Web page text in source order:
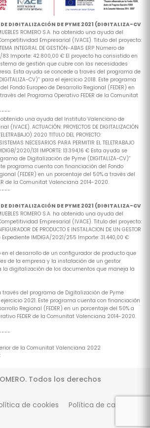
DE DIGITALIZACIÓN DE PYME 2021 (DIGITALIZA-CV
ROMERO S.A. ha obtenido una ayuda del
Empresarial (IVACE). Titulo del proyecto:
INTEGRAL DE GESTIÓN-ABAS ERP Número de
83 Importe: 42.800,00 € El proyecto ha consistido en
de gestión que cubre con las necesidades
Esta ayuda se concede a través del programa de
CV)” para el ejercicio 2018. Este programa
Fondo Europeo de Desarrollo Regional (FEDER) en
del Programa Operativo FEDER de la Comunitat
ha obtenido una ayuda del Instituto Valenciano de
ACTUACIÓN: PROYECTOS DE DIGITALIZACIÓN
2020 TITULO DEL PROYECTO:
NECESARIOS PARA PERMITIR EL TELETRABAJO
2020/131 IMPORTE: 13.394,16 € Esta ayuda se
de Digitalización de Pyme (DIGITALIZA-CV)”
programa cuenta con financiación del Fondo
(FEDER) en un porcentaje del 50% a través del
de la Comunitat Valenciana 2014-2020.
DE DIGITALIZACIÓN DE PYME 2021 (DIGITALIZA-CV
ROMERO S.A. ha obtenido una ayuda del
Empresarial (IVACE). Titulo del proyecto:
DE PRODUCTO E INSTALACION DE UN GESTOR
Expediente IMDIGA/2021/255 Importe: 31.440,00 €
en el desarrollo de un configurador de producto que
de la empresa y la instalación de un gestor
digitalización de los documentos que maneja la
través del programa de Digitalización de Pyme
ejercicio 2021. Este programa cuenta con financiación
Regional (FEDER) en un porcentaje del 50% a
FEDER de la Comunitat Valenciana 2014-2020.
de la Comunitat Valenciana 2022
Todos los derechos
de cookies Política de calidad